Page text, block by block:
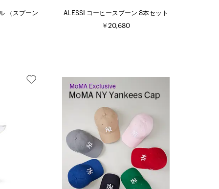
（スプーン
ALESSI コーヒースプーン 8本セット
￥20,680